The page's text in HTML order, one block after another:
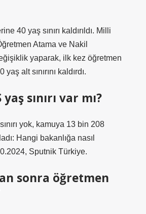
40 yaş sınırı kaldırıldı. Milli
Atama ve Nakil
yaparak, ilk kez öğretmen
alt sınırını kaldırdı.
yaş sınırı var mı?
yok, kamuya 13 bin 208
Hangi bakanlığa nasıl
Sputnik Türkiye.
sonra öğretmen